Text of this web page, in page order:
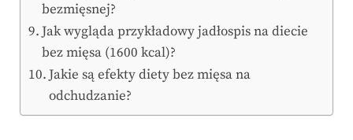
bezmięsnej?
Jak wygląda przykładowy jadłospis na diecie
bez mięsa (1600 kcal)?
Jakie są efekty diety bez mięsa na
odchudzanie?